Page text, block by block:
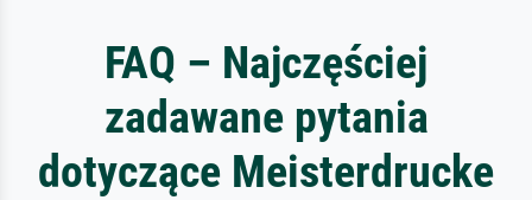
FAQ – Najczęściej
zadawane pytania
dotyczące Meisterdrucke